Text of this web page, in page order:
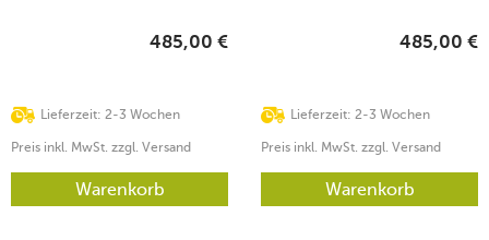
Lieferzeit: 2-3 Wochen
485,00 €
Preis inkl. MwSt. zzgl. Versand
Warenkorb
Lieferzeit: 2-3 Wochen
485,00 €
Preis inkl. MwSt. zzgl. Versand
Warenkorb